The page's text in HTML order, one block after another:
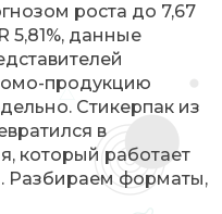
роста до 7,67
5,81%, данные
продукцию
Стикерпак из
в
который работает
Разбираем форматы,